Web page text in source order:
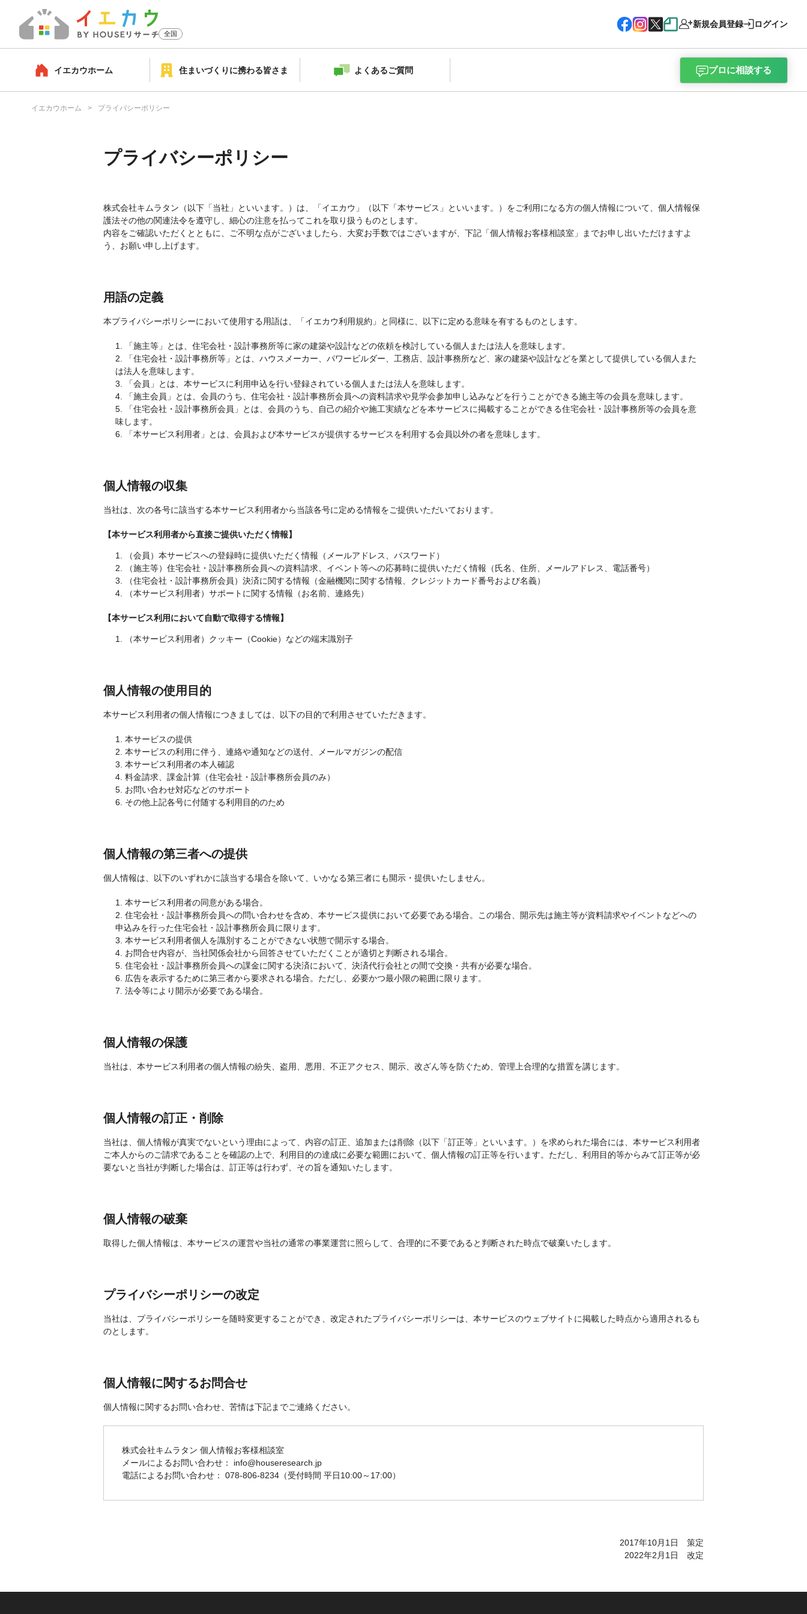
全国
新規会員登録 ログイン
イエカウホーム 住まいづくりに携わる皆さま よくあるご質問 プロに相談する
イエカウホーム プライバシーポリシー
プライバシーポリシー
株式会社キムラタン（以下「当社」といいます。）は、「イエカウ」（以下「本サービス」といいます。）をご利用になる方の個人情報について、個人情報保
護法その他の関連法令を遵守し、細心の注意を払ってこれを取り扱うものとします。
内容をご確認いただくとともに、ご不明な点がございましたら、大変お手数ではございますが、下記「個人情報お客様相談室」までお申し出いただけますよ
う、お願い申し上げます。
用語の定義
本プライバシーポリシーにおいて使用する用語は、「イエカウ利用規約」と同様に、以下に定める意味を有するものとします。
1. 「施主等」とは、住宅会社・設計事務所等に家の建築や設計などの依頼を検討している個人または法人を意味します。
2. 「住宅会社・設計事務所等」とは、ハウスメーカー、パワービルダー、工務店、設計事務所など、家の建築や設計などを業として提供している個人また
は法人を意味します。
3. 「会員」とは、本サービスに利用申込を行い登録されている個人または法人を意味します。
4. 「施主会員」とは、会員のうち、住宅会社・設計事務所会員への資料請求や見学会参加申し込みなどを行うことができる施主等の会員を意味します。
5. 「住宅会社・設計事務所会員」とは、会員のうち、自己の紹介や施工実績などを本サービスに掲載することができる住宅会社・設計事務所等の会員を意
味します。
6. 「本サービス利用者」とは、会員および本サービスが提供するサービスを利用する会員以外の者を意味します。
個人情報の収集
当社は、次の各号に該当する本サービス利用者から当該各号に定める情報をご提供いただいております。
【本サービス利用者から直接ご提供いただく情報】
1. （会員）本サービスへの登録時に提供いただく情報（メールアドレス、パスワード）
2. （施主等）住宅会社・設計事務所会員への資料請求、イベント等への応募時に提供いただく情報（氏名、住所、メールアドレス、電話番号）
3. （住宅会社・設計事務所会員）決済に関する情報（金融機関に関する情報、クレジットカード番号および名義）
4. （本サービス利用者）サポートに関する情報（お名前、連絡先）
【本サービス利用において自動で取得する情報】
1. （本サービス利用者）クッキー（Cookie）などの端末識別子
個人情報の使用目的
本サービス利用者の個人情報につきましては、以下の目的で利用させていただきます。
1. 本サービスの提供
2. 本サービスの利用に伴う、連絡や通知などの送付、メールマガジンの配信
3. 本サービス利用者の本人確認
4. 料金請求、課金計算（住宅会社・設計事務所会員のみ）
5. お問い合わせ対応などのサポート
6. その他上記各号に付随する利用目的のため
個人情報の第三者への提供
個人情報は、以下のいずれかに該当する場合を除いて、いかなる第三者にも開示・提供いたしません。
1. 本サービス利用者の同意がある場合。
2. 住宅会社・設計事務所会員への問い合わせを含め、本サービス提供において必要である場合。この場合、開示先は施主等が資料請求やイベントなどへの
申込みを行った住宅会社・設計事務所会員に限ります。
3. 本サービス利用者個人を識別することができない状態で開示する場合。
4. お問合せ内容が、当社関係会社から回答させていただくことが適切と判断される場合。
5. 住宅会社・設計事務所会員への課金に関する決済において、決済代行会社との間で交換・共有が必要な場合。
6. 広告を表示するために第三者から要求される場合。ただし、必要かつ最小限の範囲に限ります。
7. 法令等により開示が必要である場合。
個人情報の保護
当社は、本サービス利用者の個人情報の紛失、盗用、悪用、不正アクセス、開示、改ざん等を防ぐため、管理上合理的な措置を講じます。
個人情報の訂正・削除
当社は、個人情報が真実でないという理由によって、内容の訂正、追加または削除（以下「訂正等」といいます。）を求められた場合には、本サービス利用者
ご本人からのご請求であることを確認の上で、利用目的の達成に必要な範囲において、個人情報の訂正等を行います。ただし、利用目的等からみて訂正等が必
要ないと当社が判断した場合は、訂正等は行わず、その旨を通知いたします。
個人情報の破棄
取得した個人情報は、本サービスの運営や当社の通常の事業運営に照らして、合理的に不要であると判断された時点で破棄いたします。
プライバシーポリシーの改定
当社は、プライバシーポリシーを随時変更することができ、改定されたプライバシーポリシーは、本サービスのウェブサイトに掲載した時点から適用されるも
のとします。
個人情報に関するお問合せ
個人情報に関するお問い合わせ、苦情は下記までご連絡ください。
株式会社キムラタン 個人情報お客様相談室
メールによるお問い合わせ： info@houseresearch.jp
電話によるお問い合わせ： 078-806-8234（受付時間 平日10:00～17:00）
2017年10月1日 策定
2022年2月1日 改定